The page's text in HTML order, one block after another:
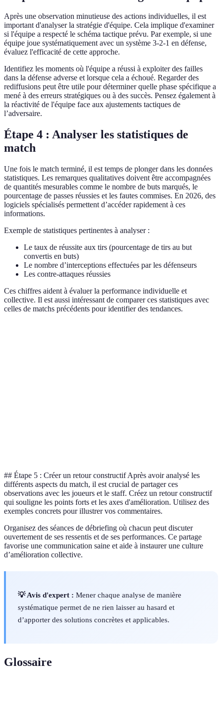
Après une observation minutieuse des actions individuelles, il est
important d'analyser la stratégie d'équipe. Cela implique d'examiner
si l'équipe a respecté le schéma tactique prévu. Par exemple, si une
équipe joue systématiquement avec un système 3-2-1 en défense,
évaluez l'efficacité de cette approche.
Identifiez les moments où l'équipe a réussi à exploiter des failles
dans la défense adverse et lorsque cela a échoué. Regarder des
rediffusions peut être utile pour déterminer quelle phase spécifique a
mené à des erreurs stratégiques ou à des succès. Pensez également à
la réactivité de l'équipe face aux ajustements tactiques de
l’adversaire.
Étape 4 : Analyser les statistiques de
match
Une fois le match terminé, il est temps de plonger dans les données
statistiques. Les remarques qualitatives doivent être accompagnées
de quantités mesurables comme le nombre de buts marqués, le
pourcentage de passes réussies et les fautes commises. En 2026, des
logiciels spécialisés permettent d’accéder rapidement à ces
informations.
Exemple de statistiques pertinentes à analyser :
Le taux de réussite aux tirs (pourcentage de tirs au but
convertis en buts)
Le nombre d’interceptions effectuées par les défenseurs
Les contre-attaques réussies
Ces chiffres aident à évaluer la performance individuelle et
collective. Il est aussi intéressant de comparer ces statistiques avec
celles de matchs précédents pour identifier des tendances.
## Étape 5 : Créer un retour constructif Après avoir analysé les
différents aspects du match, il est crucial de partager ces
observations avec les joueurs et le staff. Créez un retour constructif
qui souligne les points forts et les axes d'amélioration. Utilisez des
exemples concrets pour illustrer vos commentaires.
Organisez des séances de débriefing où chacun peut discuter
ouvertement de ses ressentis et de ses performances. Ce partage
favorise une communication saine et aide à instaurer une culture
d’amélioration collective.
💡 Avis d'expert : Mener chaque analyse de manière
systématique permet de ne rien laisser au hasard et
d’apporter des solutions concrètes et applicables.
Glossaire